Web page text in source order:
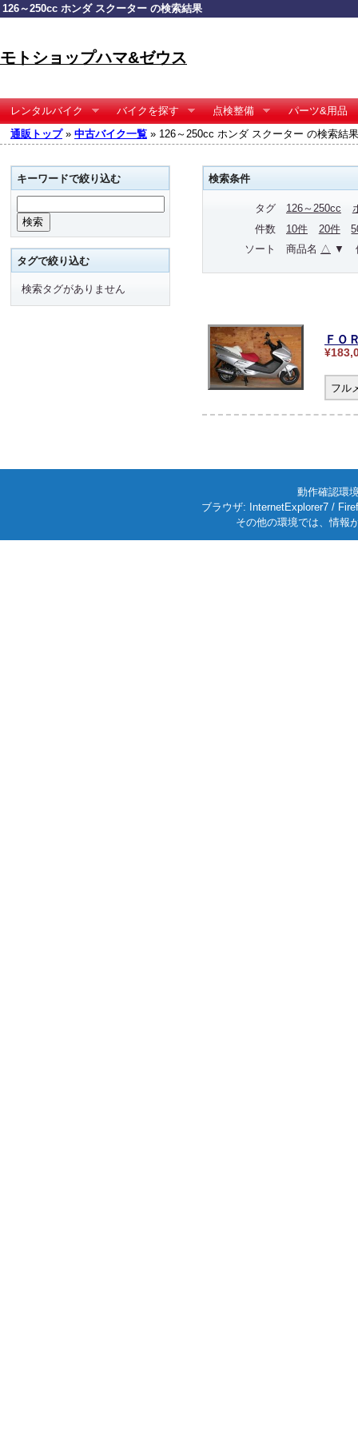
126～250cc ホンダ スクーター の検索結果
モトショップハマ&ゼウス
レンタルバイク バイクを探す 点検整備
パーツ&用品
通販トップ» 中古バイク一覧 » 126～250cc ホンダ スクーター の検索結果
検索条件
タグ 126～250cc
件数
10件 20件
ソート
商品名 △ ▼
ＦＯ
フル
キーワードで絞り込む
タグで絞り込む
検索タグがありません
動作確認環
ブラウザ: InternetExplorer7 /
その他の環境では、情報